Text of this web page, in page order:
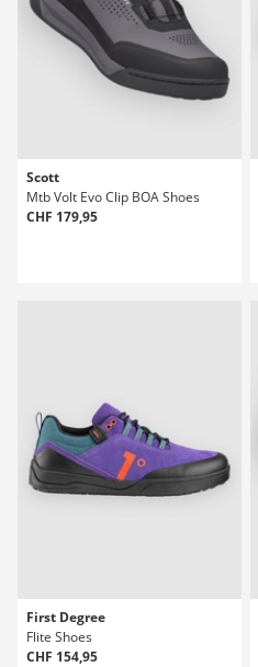
Scott
Mtb Volt Evo Clip BOA Shoes
CHF 179,95
First Degree
Flite Shoes
CHF 154,95